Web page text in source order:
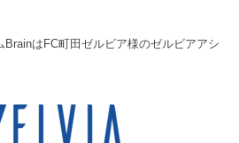
はFC町田ゼルビア様のゼルビアアシ